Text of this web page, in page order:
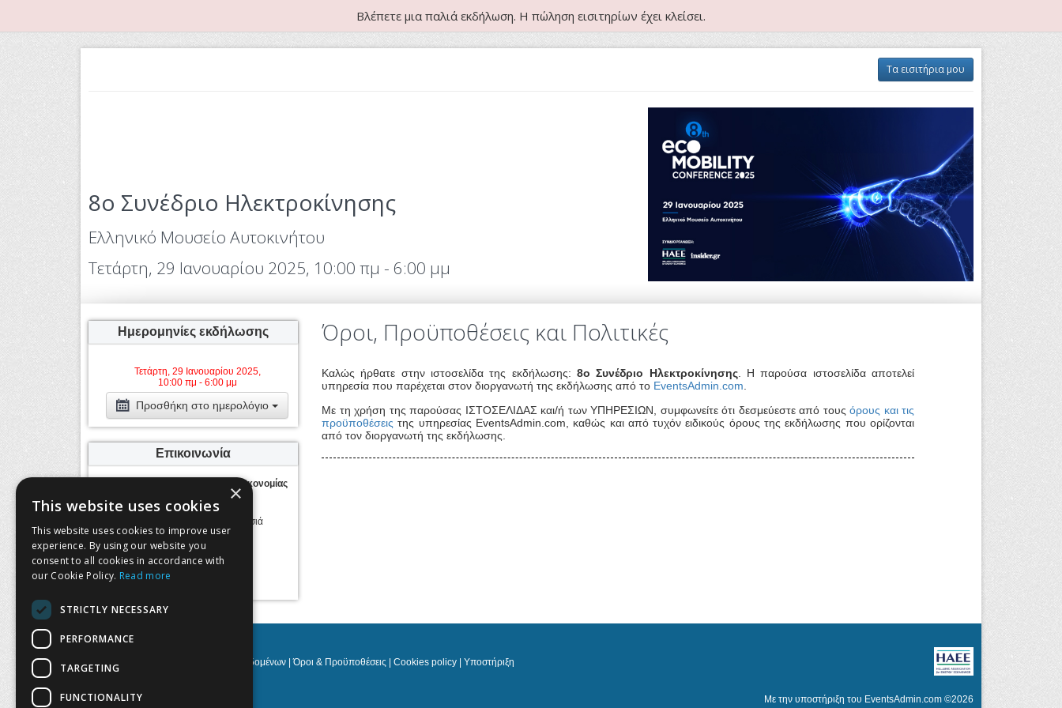
Βλέπετε μια παλιά εκδήλωση. Η πώληση εισιτηρίων έχει κλείσει.
Τα εισιτήρια μου
8ο Συνέδριο Ηλεκτροκίνησης
Ελληνικό Μουσείο Αυτοκινήτου
Τετάρτη, 29 Ιανουαρίου 2025, 10:00 πμ - 6:00 μμ
Ημερομηνίες εκδήλωσης
Τετάρτη, 29 Ιανουαρίου 2025,
10:00 πμ - 6:00 μμ
Προσθήκη στο ημερολόγιο
Επικοινωνία
Ελληνική Εταιρεία Ενεργειακής Οικονομίας
Διεύθυνση:
Χαριλάου Τρικούπη 62, 14562 Κηφισιά
Τηλέφωνο:2109230422
Email: info@haee.gr
Ιστοσελίδα: www.haee.gr
Όροι, Προϋποθέσεις και Πολιτικές
Καλώς ήρθατε στην ιστοσελίδα της εκδήλωσης: 8ο Συνέδριο Ηλεκτροκίνησης. Η παρούσα ιστοσελίδα αποτελεί
υπηρεσία που παρέχεται στον διοργανωτή της εκδήλωσης από το EventsAdmin.com
Με τη χρήση της παρούσας ΙΣΤΟΣΕΛΙΔΑΣ και/ή των ΥΠΗΡΕΣΙΩΝ, συμφωνείτε ότι δεσμεύεστε από τους όρους και τις
προϋποθέσεις της υπηρεσίας EventsAdmin.com, καθώς και από τυχόν ειδικούς όρους της εκδήλωσης που ορίζονται
από τον διοργανωτή της εκδήλωσης.
Πολιτική Προστασίας Προσωπικών Δεδομένων Όροι & Προϋποθέσεις Cookies policy Υποστήριξη
NOETIK Production Με την υποστήριξη του EventsAdmin.com ©2026
×
This website uses cookies
This website uses cookies to improve user
experience. By using our website you
consent to all cookies in accordance with
our Cookie Policy. Read more
STRICTLY NECESSARY
PERFORMANCE
TARGETING
FUNCTIONALITY